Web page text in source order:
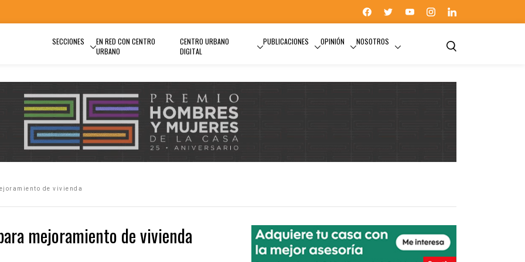
SECCIONES
EN RED CON CENTRO
URBANO
CENTRO URBANO
DIGITAL
PUBLICACIONES OPINIÓN NOSOTROS
de vivienda
mejoramiento de vivienda